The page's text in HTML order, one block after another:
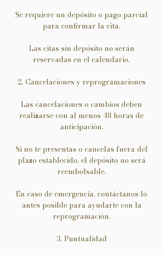
Se requiere un depósito o pago parcial
para confirmar la cita.
Las citas sin depósito no serán
reservadas en el calendario.
2. Cancelaciones y reprogramaciones
Las cancelaciones o cambios deben
realizarse con al menos 48 horas de
anticipación.
Si no te presentas o cancelas fuera del
plazo establecido, el depósito no será
reembolsable.
En caso de emergencia, contáctanos lo
antes posible para ayudarte con la
reprogramación.
3. Puntualidad